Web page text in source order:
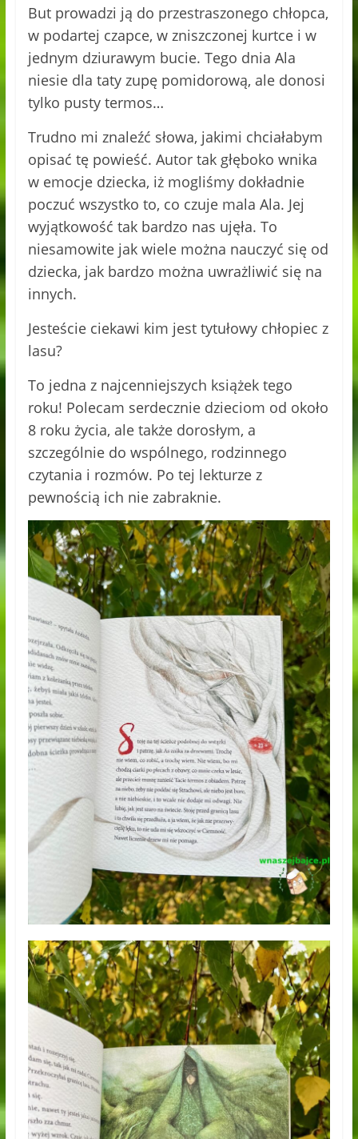
But prowadzi ją do przestraszonego chłopca,
w podartej czapce, w zniszczonej kurtce i w
jednym dziurawym bucie. Tego dnia Ala
niesie dla taty zupę pomidorową, ale donosi
tylko pusty termos…
Trudno mi znaleźć słowa, jakimi chciałabym
opisać tę powieść. Autor tak głęboko wnika
w emocje dziecka, iż mogliśmy dokładnie
poczuć wszystko to, co czuje mala Ala. Jej
wyjątkowość tak bardzo nas ujęła. To
niesamowite jak wiele można nauczyć się od
dziecka, jak bardzo można uwrażliwić się na
innych.
Jesteście ciekawi kim jest tytułowy chłopiec z
lasu?
To jedna z najcenniejszych książek tego
roku! Polecam serdecznie dzieciom od około
8 roku życia, ale także dorosłym, a
szczególnie do wspólnego, rodzinnego
czytania i rozmów. Po tej lekturze z
pewnością ich nie zabraknie.